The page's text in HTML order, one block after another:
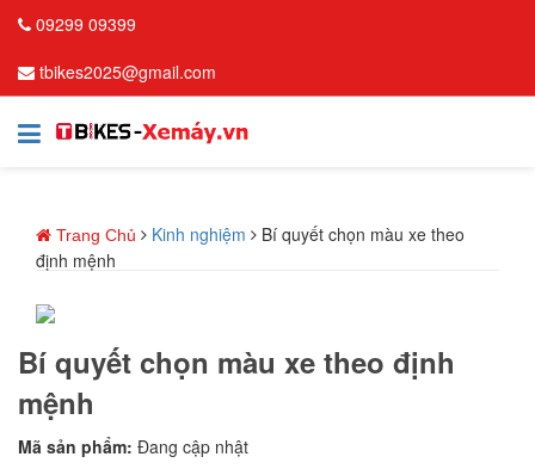
09299 09399
tbikes2025@gmail.com
Trang Chủ Kinh nghiệm
Bí quyết chọn màu xe theo
định mệnh
Bí quyết chọn màu xe theo định
mệnh
Mã sản phẩm: Đang cập nhật